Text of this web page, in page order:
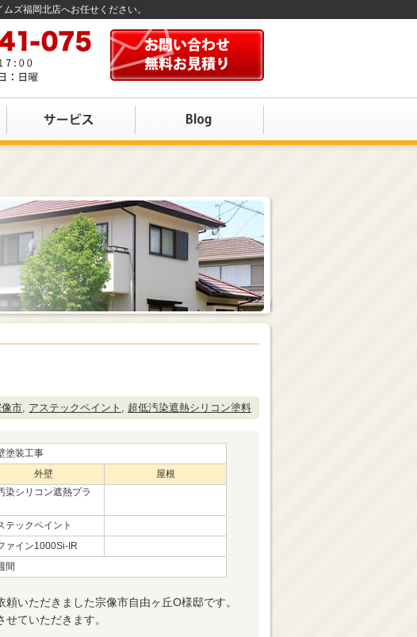
ズ福岡北店へお任せください。
市, アステックペイント , 超低汚染遮熱シリコン塗料
塗装工事
外壁 屋根
染シリコン遮熱プラ
テックペイント
ァイン1000Si-IR
間
頼いただきました宗像市自由ヶ丘O様邸です。
ていただきます。